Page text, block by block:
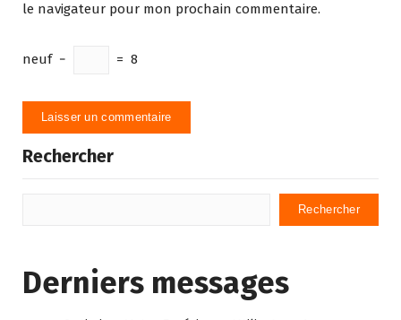
le navigateur pour mon prochain commentaire.
neuf − = 8
Rechercher
Rechercher
Derniers messages